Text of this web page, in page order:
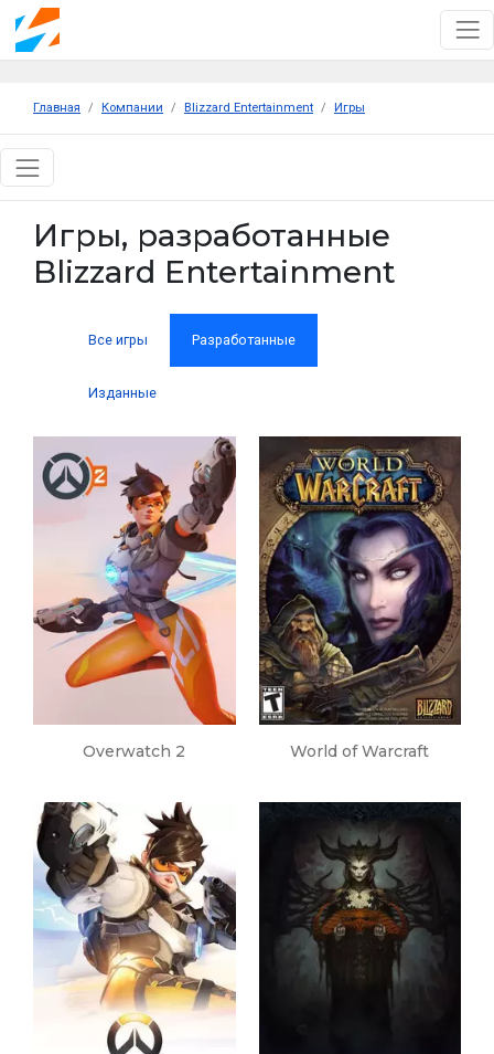
Главная Компании Blizzard Entertainment Игры
Игры, разработанные
Blizzard Entertainment
Все игры Разработанные
Изданные
Overwatch 2 World of Warcraft